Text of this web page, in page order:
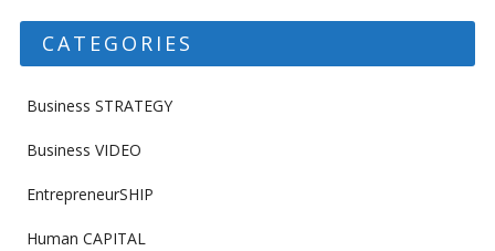
CATEGORIES
Business STRATEGY
Business VIDEO
EntrepreneurSHIP
Human CAPITAL